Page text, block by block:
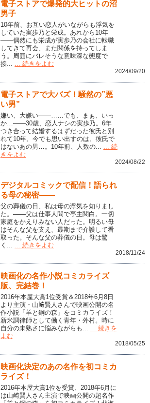
電子ストアで爆発的大ヒットの沼
男子
10年前、お互い恋人がいながらも浮気を
していた実歩乃と栄成。あれから10年
――偶然にも栄成が実歩乃の会社に転職
してきて再会、また関係を持ってしま
う。周囲にバレそうな意味深な態度で
接...
... 続きをよむ
2024/09/20
電子ストアで大バズ！騒然の”悪
い男”
嫌い、大嫌い――……でも、まぁ、いっ
か…――30歳、恋人ナシの実歩乃。6年
つき合って結婚するはずだった彼氏と別
れて10年。今でも思い出すのは、彼氏で
はないあの男…。10年前、人数の...
... 続
きをよむ
2024/08/22
デジタルコミックで配信！語られ
る母の秘密――
父の葬儀の日、私は母の浮気を知りまし
た。――父は仕事人間で亭主関白。一切
家庭をかえりみない人だった。明るい母
はそんな父を支え、最期まで介護して看
取った。そんな父の葬儀の日。母は驚
く...
... 続きをよむ
2018/11/24
映画化の名作小説コミカライズ
版、完結巻！
2016年本屋大賞1位受賞＆2018年6月8日
より主演・山﨑賢人さんで映画公開の名
作小説「羊と鋼の森」をコミカライズ！
新米調律師として働く青年・外村。時に
自分の未熟さに悩みながらも...
... 続きを
よむ
2018/05/25
映画化決定のあの名作を初コミカ
ライズ！
2016年本屋大賞1位を受賞、2018年6月に
は山崎賢人さん主演で映画公開の超名作